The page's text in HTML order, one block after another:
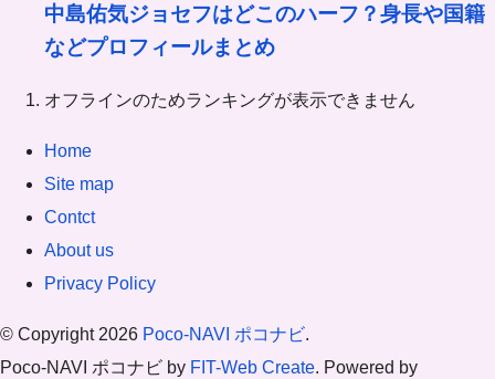
中島佑気ジョセフはどこのハーフ？身長や国籍
などプロフィールまとめ
オフラインのためランキングが表示できません
Home
Site map
Contct
About us
Privacy Policy
© Copyright 2026 Poco-NAVI ポコナビ.
Poco-NAVI ポコナビ by FIT-Web Create. Powered by